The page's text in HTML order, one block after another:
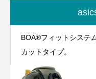
BOA®フィットシステ
カットタイプ。